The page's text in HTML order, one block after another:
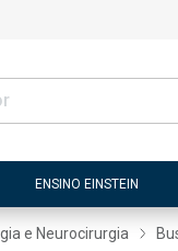
ENSINO EINSTEIN
e Neurocirurgia